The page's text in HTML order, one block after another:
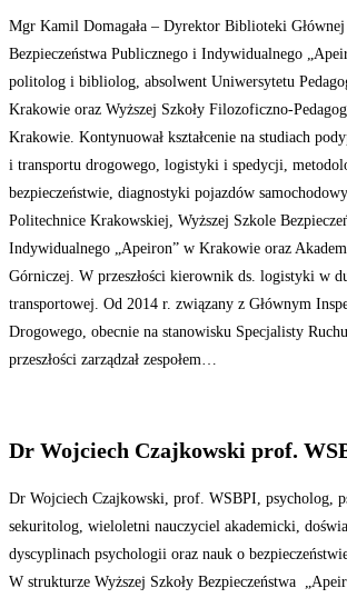
Mgr Kamil Domagała – Dyrektor Biblioteki Głównej
Bezpieczeństwa Publicznego i Indywidualnego
politolog i bibliolog, absolwent Uniwersytetu
Krakowie oraz Wyższej Szkoły Filozoficzno-
Krakowie. Kontynuował kształcenie na studiach
i transportu drogowego, logistyki i spedycji,
bezpieczeństwie, diagnostyki pojazdów
Politechnice Krakowskiej, Wyższej Szkole
Indywidualnego „Apeiron” w Krakowie oraz
Górniczej. W przeszłości kierownik ds. logistyki w
transportowej. Od 2014 r. związany z Głównym
Drogowego, obecnie na stanowisku Specjalisty
przeszłości zarządzał zespołem…
Dr Wojciech Czajkowski prof.
Dr Wojciech Czajkowski, prof. WSBPI, psycholog,
sekuritolog, wieloletni nauczyciel akademicki,
dyscyplinach psychologii oraz nauk o
W strukturze Wyższej Szkoły Bezpieczeństwa